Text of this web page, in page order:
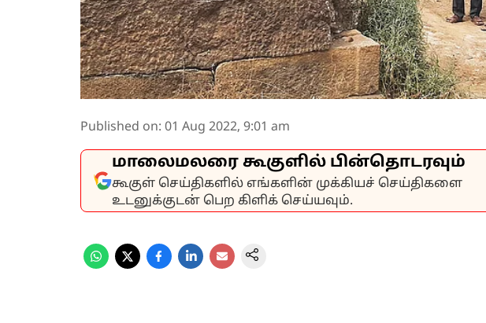
Published on: 01 Aug 2022, 9:01 am
மாலைமலரை கூகுளில் பின்தொடரவும்
கூகுள் செய்திகளில் எங்களின் முக்கியச் செய்திகளை
உடனுக்குடன் பெற கிளிக் செய்யவும்.